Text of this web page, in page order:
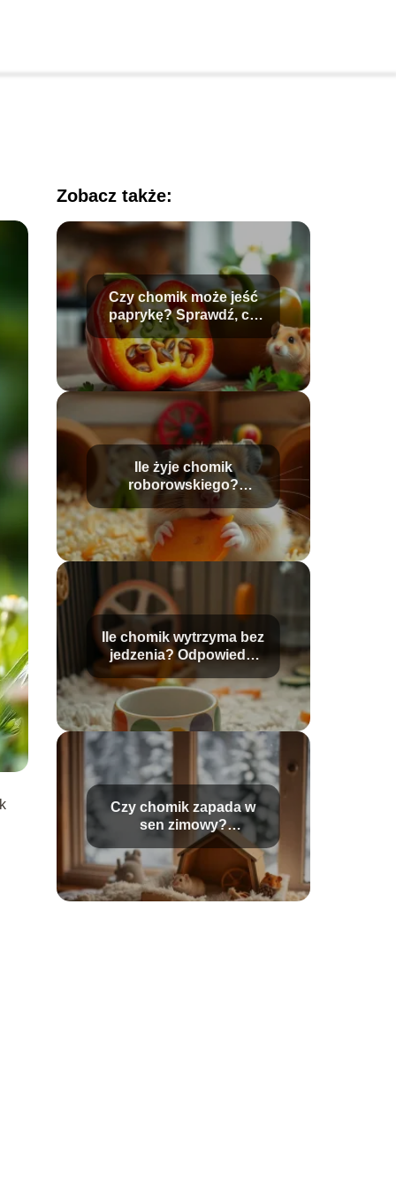
Zobacz także:
Czy chomik może jeść
paprykę? Sprawdź, co
mu podać!
Ile żyje chomik
roborowskiego?
Ciekawe fakty o tym
gatunku
Ile chomik wytrzyma bez
jedzenia? Odpowiedzi
na najważniejsze
pytania
Czy chomik zapada w
sen zimowy?
Odpowiedzi na
najczęstsze pytania